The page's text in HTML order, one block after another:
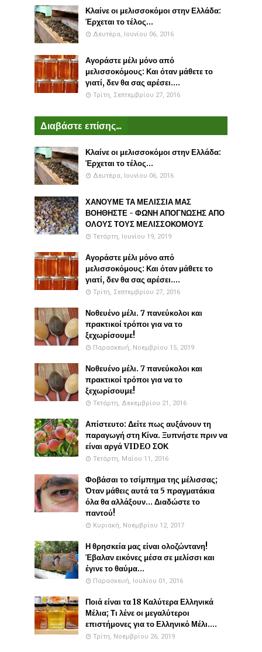
Κλαίνε οι μελισσοκόμοι στην Ελλάδα:
Έρχεται το τέλος...
Δευτέρα, Ιουνίου 06, 2016
Αγοράστε μέλι μόνο από
μελισσοκόμους: Και όταν μάθετε το
γιατί, δεν θα σας αρέσει....
Τρίτη, Σεπτεμβρίου 27, 2016
Διαβάστε επίσης...
Κλαίνε οι μελισσοκόμοι στην Ελλάδα:
Έρχεται το τέλος...
Δευτέρα, Ιουνίου 06, 2016
ΧΑΝΟΥΜΕ ΤΑ ΜΕΛΙΣΣΙΑ ΜΑΣ
ΒΟΗΘΗΣΤΕ - ΦΩΝΗ ΑΠΟΓΝΩΣΗΣ ΑΠΟ
ΟΛΟΥΣ ΤΟΥΣ ΜΕΛΙΣΣΟΚΟΜΟΥΣ
Τετάρτη, Ιουνίου 19, 2019
Αγοράστε μέλι μόνο από
μελισσοκόμους: Και όταν μάθετε το
γιατί, δεν θα σας αρέσει....
Τρίτη, Σεπτεμβρίου 27, 2016
Νοθευένο μέλι. 7 πανεύκολοι και
πρακτικοί τρόποι για να το
ξεχωρίσουμε!
Παρασκευή, Νοεμβρίου 15, 2019
Νοθευένο μέλι. 7 πανεύκολοι και
πρακτικοί τρόποι για να το
ξεχωρίσουμε!
Τετάρτη, Δεκεμβρίου 21, 2016
Απίστευτο: Δείτε πως αυξάνουν τη
παραγωγή στη Κίνα. Ξυπνήστε πριν να
είναι αργά VIDEO ΣΟΚ
Τετάρτη, Μαΐου 11, 2016
Φοβάσαι το τσίμπημα της μέλισσας;
Όταν μάθεις αυτά τα 5 πραγματάκια
όλα θα αλλάξουν... Διαδώστε το
παντού!
Κυριακή, Νοεμβρίου 12, 2017
Η θρησκεία μας είναι ολοζώντανη!
Έβαλαν εικόνες μέσα σε μελίσσι και
έγινε το θαύμα...
Παρασκευή, Ιουλίου 01, 2016
Ποιά είναι τα 18 Καλύτερα Ελληνικά
Μέλια; Τι λένε οι μεγαλύτεροι
επιστήμονες για το Ελληνικό Μέλι....
Τρίτη, Νοεμβρίου 26, 2019